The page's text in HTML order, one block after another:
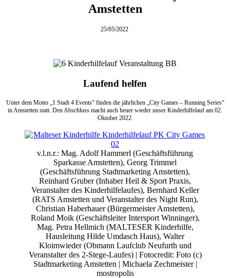
Amstetten
25/05/2022
Laufend helfen
Unter dem Motto „1 Stadt 4 Events“ finden die jährlichen „City Games – Running Series“
in Amstetten statt. Den Abschluss macht auch heuer wieder unser Kinderhilfelauf am 02.
Oktober 2022.
v.l.n.r.: Mag. Adolf Hammerl (Geschäftsführung
Sparkasse Amstetten), Georg Trimmel
(Geschäftsführung Stadtmarketing Amstetten),
Reinhard Gruber (Inhaber Heil & Sport Praxis,
Veranstalter des Kinderhilfelaufes), Bernhard Keller
(RATS Amstetten und Veranstalter des Night Run),
Christian Haberhauer (Bürgermeister Amstetten),
Roland Moik (Geschäftsleiter Intersport Winninger),
Mag. Petra Hellmich (MALTESER Kinderhilfe,
Hausleitung Hilde Umdasch Haus), Walter
Kloimwieder (Obmann Laufclub Neufurth und
Veranstalter des 2-Stege-Laufes) | Fotocredit: Foto (c)
Stadtmarketing Amstetten | Michaela Zechmeister |
mostropolis